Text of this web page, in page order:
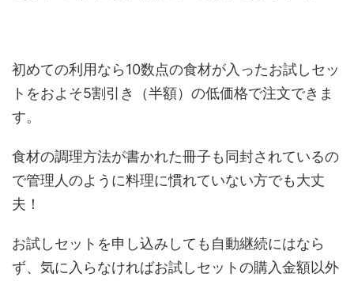
初めての利用なら10数点の食材が入ったお試しセッ
トをおよそ5割引き（半額）の低価格で注文できま
す。
食材の調理方法が書かれた冊子も同封されているの
で管理人のように料理に慣れていない方でも大丈
夫！
お試しセットを申し込みしても自動継続にはなら
ず、気に入らなければお試しセットの購入金額以外